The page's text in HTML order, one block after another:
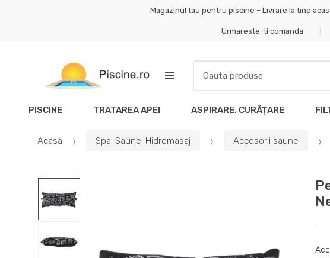
Magazinul tau pentru piscine – Livrare la tine
Urmareste-ti comanda
for:
PISCINE TRATAREA APEI ASPIRARE. CURĂȚARE
Acasă Spa. Saune. Hidromasaj Accesorii saune